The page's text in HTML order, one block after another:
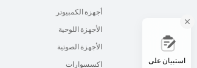
أجهزة الكمبيوتر
الأجهزة اللوحية
الأجهزة الصوتية
اكسسوارات
استبيان على